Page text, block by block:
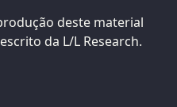
deste material
da L/L Research.